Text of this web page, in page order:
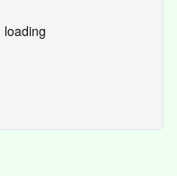
loading